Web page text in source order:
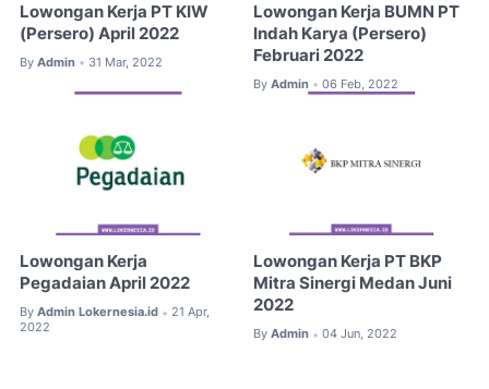
Lowongan Kerja PT KIW
(Persero) April 2022
By Admin • 31 Mar, 2022
Lowongan Kerja BUMN PT
Indah Karya (Persero)
Februari 2022
By Admin • 06 Feb, 2022
Lowongan Kerja
Pegadaian April 2022
By Admin Lokernesia.id • 21 Apr,
2022
Lowongan Kerja PT BKP
Mitra Sinergi Medan Juni
2022
By Admin • 04 Jun, 2022